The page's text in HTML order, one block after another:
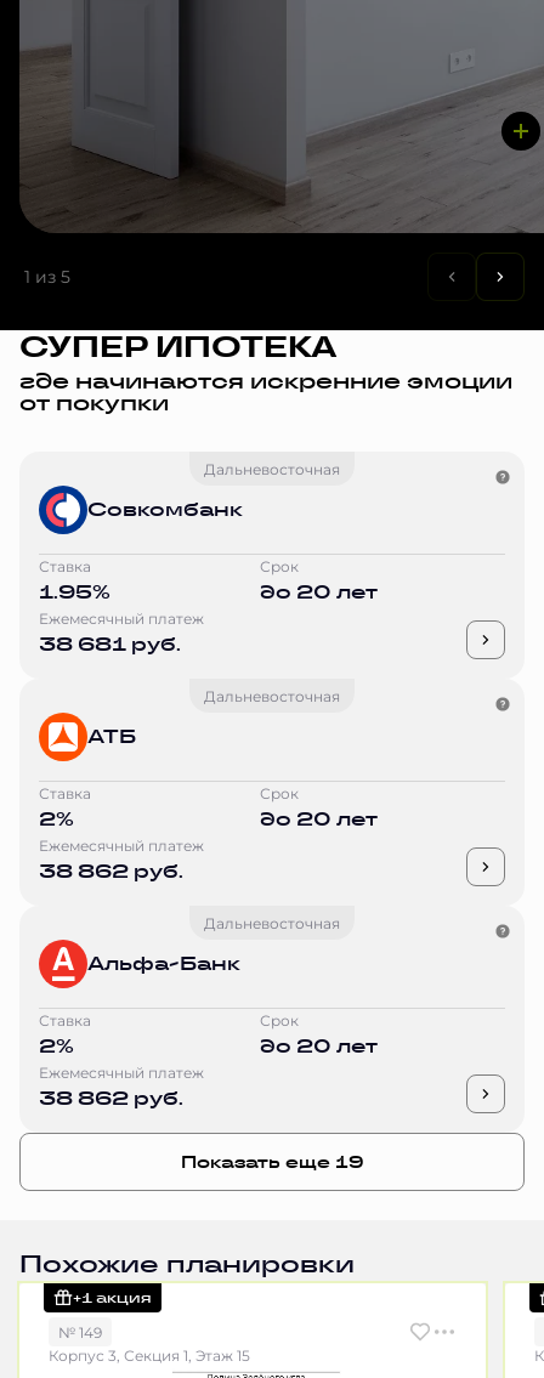
1 из 5
СУПЕР ИПОТЕКА
где начинаются искренние эмоции
от покупки
Дальневосточная
Совкомбанк
Ставка
1.95%
Срок
до 20 лет
Ежемесячный платеж
38 681 руб.
Дальневосточная
АТБ
Ставка
2%
Срок
до 20 лет
Ежемесячный платеж
38 862 руб.
Дальневосточная
Альфа-Банк
Ставка
2%
Срок
до 20 лет
Ежемесячный платеж
38 862 руб.
Показать еще 19
Похожие планировки
+1 акция
№ 149
Корпус 3, Секция 1, Этаж 15